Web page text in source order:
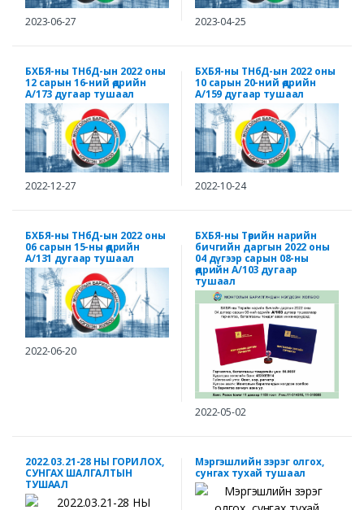
2023-06-27 2023-04-25
БХБЯ-ны ТНбД-ын 2022 оны
12 сарын 16-ний өдрийн
А/173 дугаар тушаал
2022-12-27
БХБЯ-ны ТНбД-ын 2022 оны
10 сарын 20-ний өдрийн
А/159 дугаар тушаал
2022-10-24
БХБЯ-ны ТНбД-ын 2022 оны
06 сарын 15-ны өдрийн
А/131 дугаар тушаал
2022-06-20
БХБЯ-ны Төрийн нарийн
бичгийн даргын 2022 оны
04 дүгээр сарын 08-ны
өдрийн А/103 дугаар
тушаал
2022-05-02
2022.03.21-28 НЫ ГОРИЛОХ,
СУНГАХ ШАЛГАЛТЫН
ТУШААЛ
Мэргэшлийн зэрэг олгох,
сунгах тухай тушаал